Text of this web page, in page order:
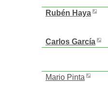
Rubén Haya
Carlos García
Mario Pinta